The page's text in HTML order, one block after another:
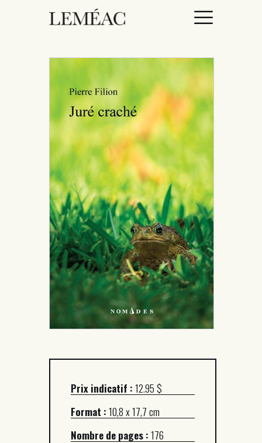
ACCUEIL
CATALOGUE
AUTEURICES
DROITS / RIGHTS
À PROPOS
Prix indicatif :12.95 $
Format :10,8 x 17,7 cm
Nombre de pages :176